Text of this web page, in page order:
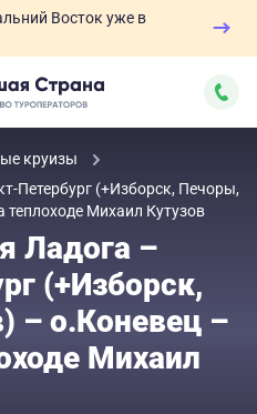
Восток уже в
круизы
Петербург (+Изборск, Печоры,
Михаил Кутузов
Ладога –
(+Изборск,
– о.Коневец –
Михаил